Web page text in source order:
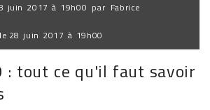
juin 2017 à 19h00 par Fabrice
28 juin 2017 à 19h00
: tout ce qu'il faut savoir